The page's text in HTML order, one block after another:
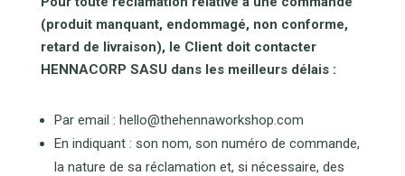
(produit manquant, endommagé, non conforme,
retard de livraison), le Client doit contacter
HENNACORP SASU dans les meilleurs délais :
Par email : hello@thehennaworkshop.com
En indiquant : son nom, son numéro de commande,
la nature de sa réclamation et, si nécessaire, des